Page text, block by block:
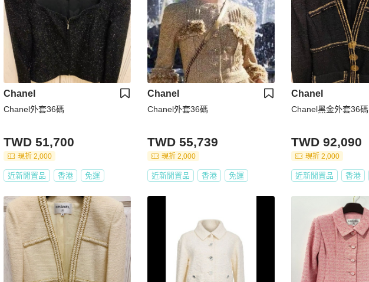
Chanel
Chanel外套36碼
TWD 51,700
現折 2,000
近新閒置品 香港 免運
Chanel
Chanel外套36碼
TWD 55,739
現折 2,000
近新閒置品 香港 免運
Chanel
Chanel黑金外套36碼
TWD 92,090
現折 2,000
近新閒置品 香港